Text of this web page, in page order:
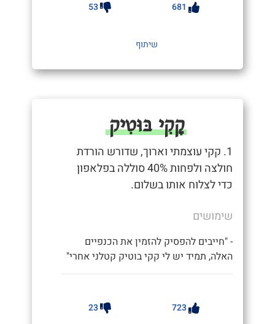
681
53
שיתוף
קָקִי בּוּטִיק
1. קקי עוצמתי וארוך, שדורש הורדת
חולצה ולפחות 40% סוללה בפלאפון
כדי לצלוח אותו בשלום.
שימושים
- "חייבים להפסיק להזמין את הכנפיים
האלה, תמיד יש לי קקי בוטיק קטלני אחרי"
723
23